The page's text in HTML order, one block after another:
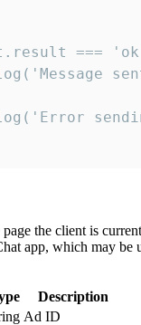
===
the client is
app, which may be
Description
Ad ID